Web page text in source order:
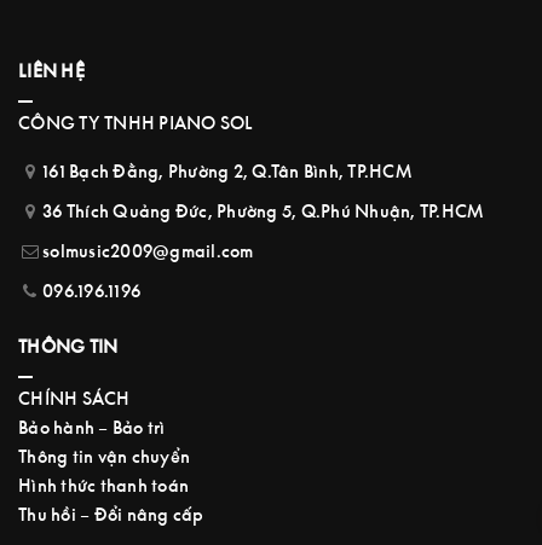
LIÊN HỆ
CÔNG TY TNHH PIANO SOL
161 Bạch Đằng, Phường 2, Q.Tân Bình, TP.HCM
36 Thích Quảng Đức, Phường 5, Q.Phú Nhuận, TP.HCM
solmusic2009@gmail.com
096.196.1196
THÔNG TIN
CHÍNH SÁCH
Bảo hành – Bảo trì
Thông tin vận chuyển
Hình thức thanh toán
Thu hồi – Đổi nâng cấp